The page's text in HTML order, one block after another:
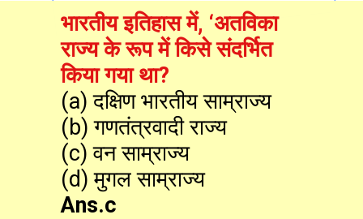
भारतीय इतिहास में, ‘अतविका
राज्य के रूप में किसे संदर्भित
किया गया था?
(a) दक्षिण भारतीय साम्राज्य
(b) गणतंत्रवादी राज्य
(c) वन साम्राज्य
(d) मुगल साम्राज्य
Ans.c